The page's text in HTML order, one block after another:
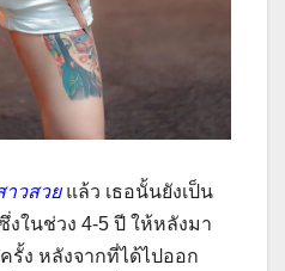
าวสวย แล้ว เธอนั้นยังเป็น
ในช่วง 4-5 ปี ให้หลังมา
รั้ง หลังจากที่ได้ไปออก